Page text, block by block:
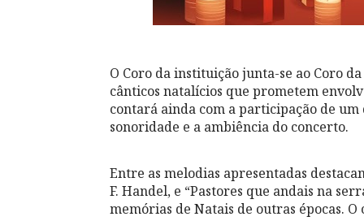
O Coro da instituição junta-se ao Coro
cânticos natalícios que prometem
contará ainda com a participação de
sonoridade e a ambiência do concerto.
Entre as melodias apresentadas
F. Handel, e “Pastores que andais na
memórias de Natais de outras épocas.